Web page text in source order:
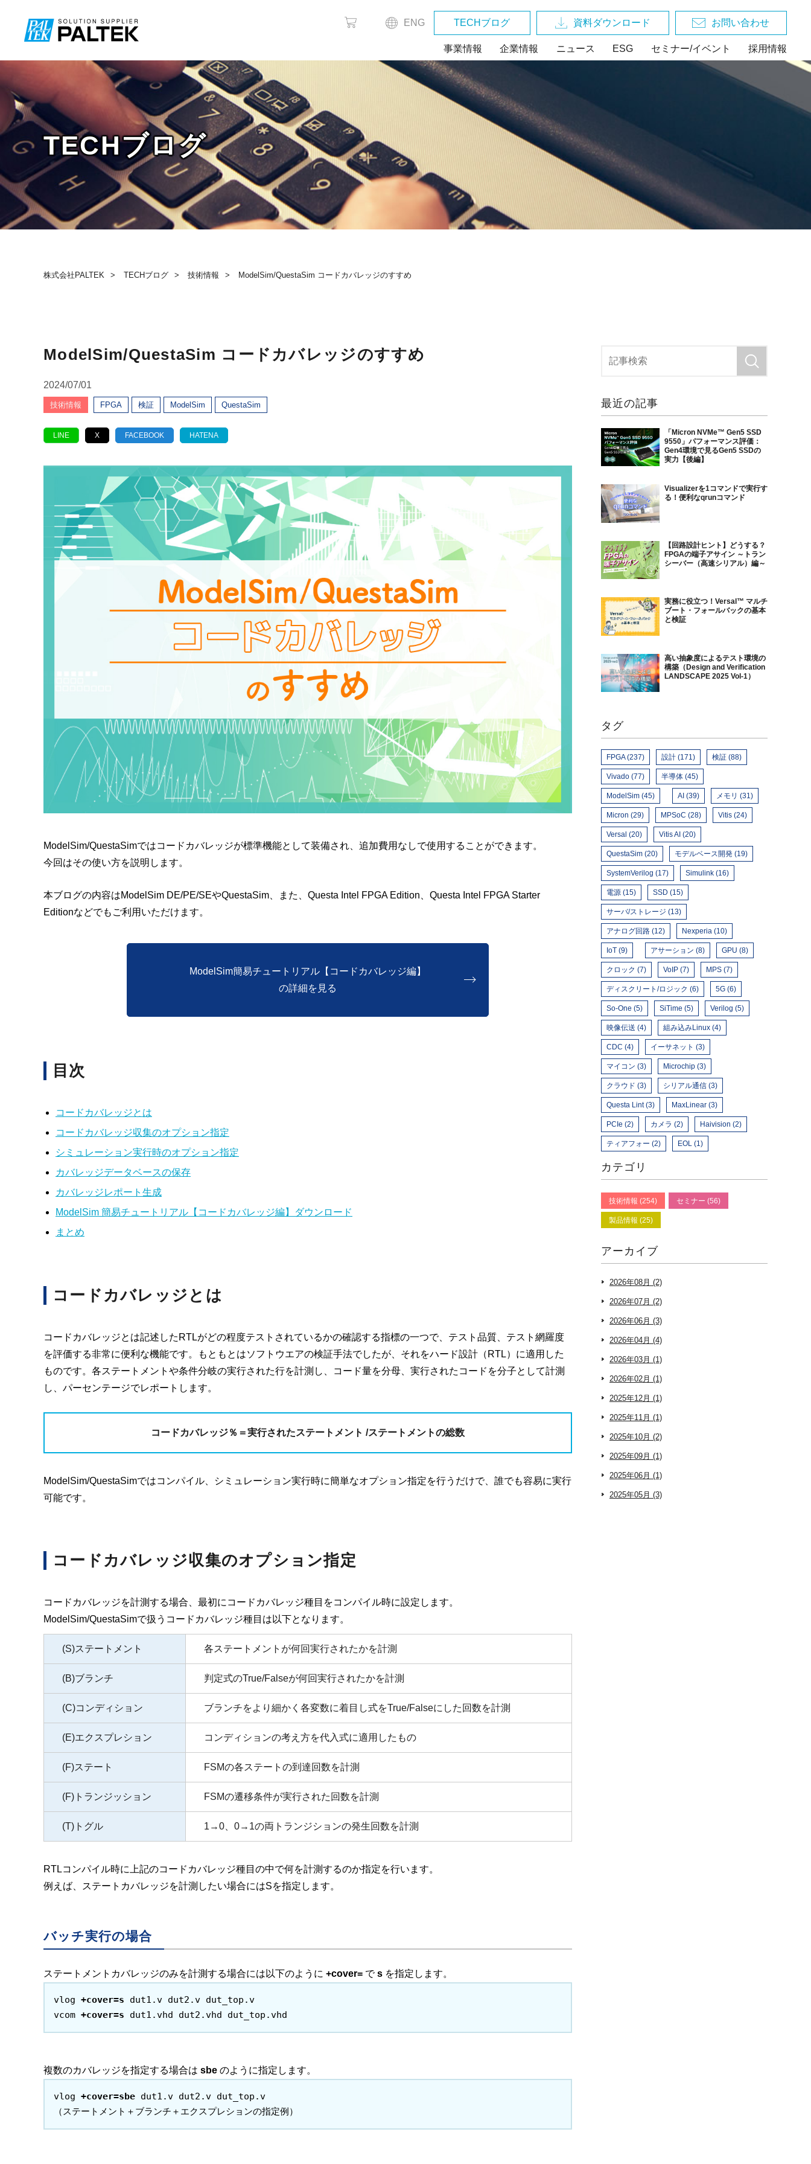
事業情報 企業情報 ニュース ESG セミナー/イベント 採用情報
ENG TECHブログ 資料ダウンロード お問い合わせ
株式会社PALTEK TECHブログ 技術情報 ModelSim/QuestaSim コードカバレッジのすすめ
TECHブログ
ModelSim/QuestaSim コードカバレッジのすすめ
2024/07/01
技術情報 FPGA 検証 ModelSim QuestaSim
LINE X FACEBOOK HATENA
ModelSim/QuestaSimではコードカバレッジが標準機能として装備され、追加費用なしで使用することができます。
今回はその使い方を説明します。
本ブログの内容はModelSim DE/PE/SEやQuestaSim、また、Questa Intel FPGA Edition、Questa Intel FPGA Starter
Editionなどでもご利用いただけます。
ModelSim簡易チュートリアル【コードカバレッジ編】
の詳細を見る
目次
コードカバレッジとは
コードカバレッジ収集のオプション指定
シミュレーション実行時のオプション指定
カバレッジデータベースの保存
カバレッジレポート生成
ModelSim 簡易チュートリアル【コードカバレッジ編】ダウンロード
まとめ
コードカバレッジとは
コードカバレッジとは記述したRTLがどの程度テストされているかの確認する指標の一つで、テスト品質、テスト網羅度
を評価する非常に便利な機能です。もともとはソフトウエアの検証手法でしたが、それをハード設計（RTL）に適用した
ものです。各ステートメントや条件分岐の実行された行を計測し、コード量を分母、実行されたコードを分子として計測
し、パーセンテージでレポートします。
コードカバレッジ％＝実行されたステートメント /ステートメントの総数
ModelSim/QuestaSimではコンパイル、シミュレーション実行時に簡単なオプション指定を行うだけで、誰でも容易に実行
可能です。
コードカバレッジ収集のオプション指定
コードカバレッジを計測する場合、最初にコードカバレッジ種目をコンパイル時に設定します。
ModelSim/QuestaSimで扱うコードカバレッジ種目は以下となります。
(S)ステートメント 各ステートメントが何回実行されたかを計測
(B)ブランチ 判定式のTrue/Falseが何回実行されたかを計測
(C)コンディション ブランチをより細かく各変数に着目し式をTrue/Falseにした回数を計測
(E)エクスプレション コンディションの考え方を代入式に適用したもの
(F)ステート FSMの各ステートの到達回数を計測
(F)トランジッション FSMの遷移条件が実行された回数を計測
(T)トグル 1→0、0→1の両トランジションの発生回数を計測
RTLコンパイル時に上記のコードカバレッジ種目の中で何を計測するのか指定を行います。
例えば、ステートカバレッジを計測したい場合にはSを指定します。
バッチ実行の場合
ステートメントカバレッジのみを計測する場合には以下のように +cover= でs を指定します。
vlog +cover=s dut1.v dut2.v dut_top.v
vcom +cover=s dut1.vhd dut2.vhd dut_top.vhd
複数のカバレッジを指定する場合は sbe のように指定します。
vlog +cover=sbe dut1.v dut2.v dut_top.v
（ステートメント＋ブランチ＋エクスプレションの指定例）
最近の記事
「Micron NVMe™ Gen5 SSD
9550」パフォーマンス評価：
Gen4環境で見るGen5 SSDの
実力【後編】
Visualizerを1コマンドで実行す
る！便利なqrunコマンド
【回路設計ヒント】どうする？
FPGAの端子アサイン ～トラン
シーバー（高速シリアル）編～
実務に役立つ！Versal™ マルチ
ブート・フォールバックの基本
と検証
高い抽象度によるテスト環境の
構築（Design and Verification
LANDSCAPE 2025 Vol-1）
タグ
FPGA (237) 設計 (171) 検証 (88)
Vivado (77) 半導体 (45)
ModelSim (45) AI (39) メモリ (31)
Micron (29) MPSoC (28) Vitis (24)
Versal (20) Vitis AI (20)
QuestaSim (20) モデルベース開発 (19)
SystemVerilog (17) Simulink (16)
電源 (15) SSD (15)
サーバ/ストレージ (13)
アナログ回路 (12) Nexperia (10)
IoT (9) アサーション (8) GPU (8)
クロック (7) VoIP (7) MPS (7)
ディスクリート/ロジック (6) 5G (6)
So-One (5) SiTime (5) Verilog (5)
映像伝送 (4) 組み込みLinux (4)
CDC (4) イーサネット (3)
マイコン (3) Microchip (3)
クラウド (3) シリアル通信 (3)
Questa Lint (3) MaxLinear (3)
PCIe (2) カメラ (2) Haivision (2)
ティアフォー (2) EOL (1)
カテゴリ
技術情報 (254) セミナー (56)
製品情報 (25)
アーカイブ
2026年08月 (2)
2026年07月 (2)
2026年06月 (3)
2026年04月 (4)
2026年03月 (1)
2026年02月 (1)
2025年12月 (1)
2025年11月 (1)
2025年10月 (2)
2025年09月 (1)
2025年06月 (1)
2025年05月 (3)